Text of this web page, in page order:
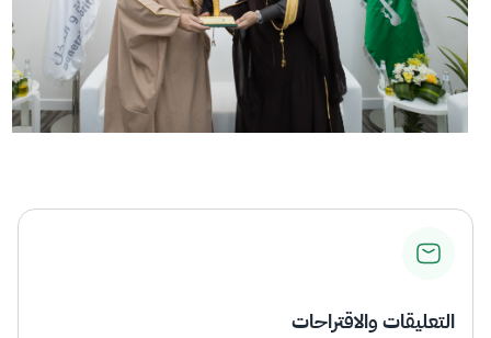
التعليقات والاقتراحات